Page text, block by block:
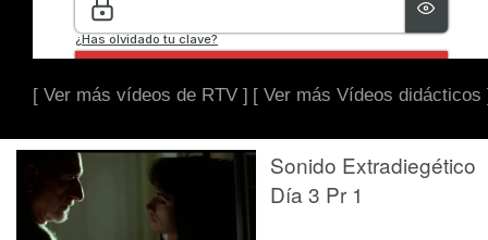
[ Ver más vídeos de RTV ] [ Ver más Vídeos didácticos
Sonido Extradiegético
Día 3 Pr 1